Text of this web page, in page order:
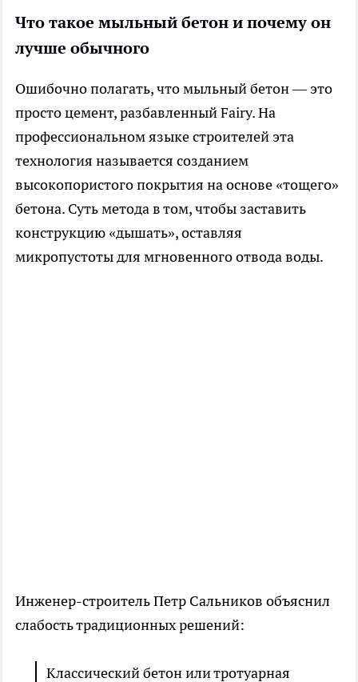
Что такое мыльный бетон и почему он
лучше обычного
Ошибочно полагать, что мыльный бетон — это
просто цемент, разбавленный Fairy. На
профессиональном языке строителей эта
технология называется созданием
высокопористого покрытия на основе «тощего»
бетона. Суть метода в том, чтобы заставить
конструкцию «дышать», оставляя
микропустоты для мгновенного отвода воды.
Инженер-строитель Петр Сальников объяснил
слабость традиционных решений:
Классический бетон или тротуарная